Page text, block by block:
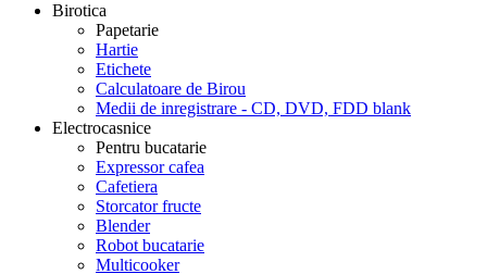
Birotica
Papetarie
Hartie
Etichete
Calculatoare de Birou
Medii de inregistrare - CD, DVD, FDD blank
Electrocasnice
Pentru bucatarie
Expressor cafea
Cafetiera
Storcator fructe
Blender
Robot bucatarie
Multicooker